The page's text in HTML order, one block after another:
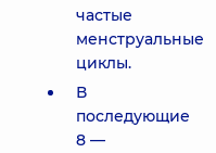
частые
менструальные
циклы.
В
последующие
8 —